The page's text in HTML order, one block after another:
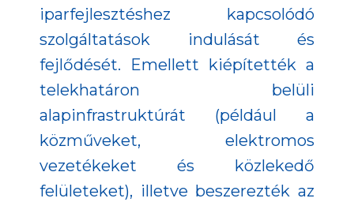
iparfejlesztéshez kapcsolódó
szolgáltatások indulását és
fejlődését. Emellett kiépítették a
telekhatáron belüli
alapinfrastruktúrát (például a
közműveket, elektromos
vezetékeket és közlekedő
felületeket), illetve beszerezték az